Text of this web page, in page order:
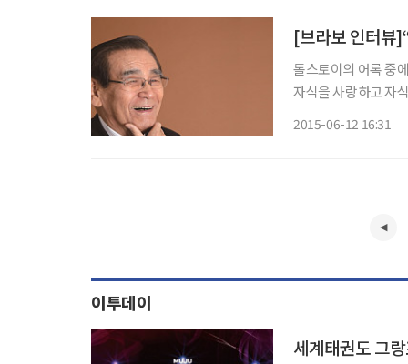
[브라보 인터뷰
톨스토이의 어록 중
자식을 사랑하고 자
2015-06-12 16:31
이투데이
세계태권도 그